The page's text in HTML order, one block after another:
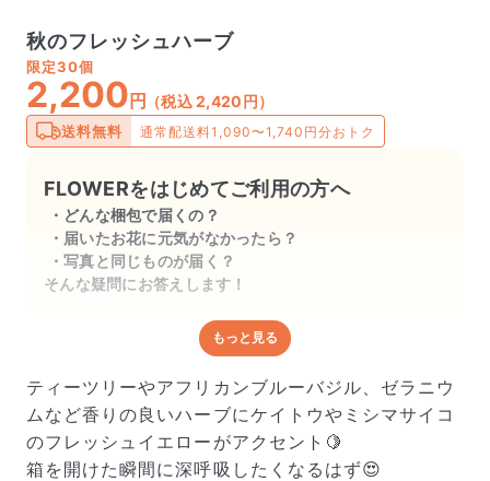
秋のフレッシュハーブ
限定30個
2,200 円 （税込 2,420円）
送料無料 通常配送料1,090〜1,740円分おトク
FLOWERをはじめてご利用の方へ
どんな梱包で届くの？
届いたお花に元気がなかったら？
写真と同じものが届く？
そんな疑問にお答えします！
どんな梱包で届くの？
出荷前に水揚げ（花が水を吸いやすくなる処理）を施
し、専用ボックスに丁寧に梱包してお届けしています。
きゅっとまとめられて一見窮屈そうに見えますが、輸送
中の衝撃による折れや擦れを軽減する効果があります。
もっと見る
ティーツリーやアフリカンブルーバジル、ゼラニウ
ムなど香りの良いハーブにケイトウやミシマサイコ
のフレッシュイエローがアクセント🍋
箱を開けた瞬間に深呼吸したくなるはず😍